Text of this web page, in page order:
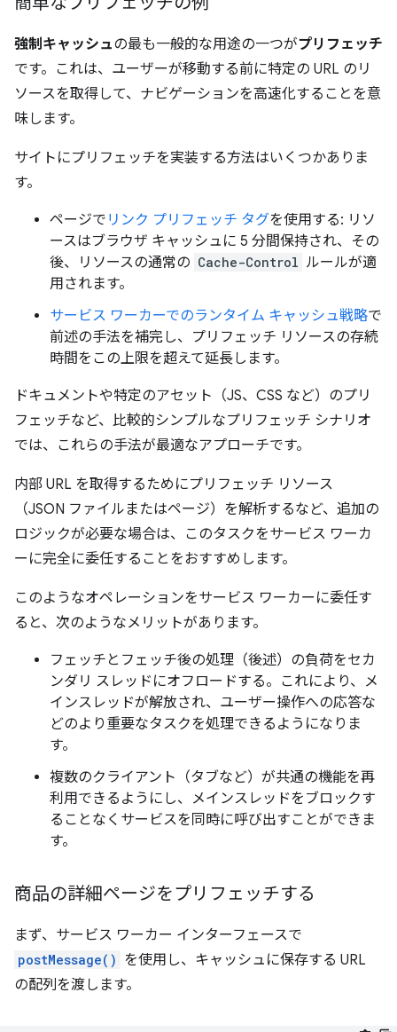
強制キャッシュの最も一般的な用途の一つがプリフェッチ
です。これは、ユーザーが移動する前に特定の URL のリ
ソースを取得して、ナビゲーションを高速化することを意
味します。
サイトにプリフェッチを実装する方法はいくつかありま
す。
ページで リンク プリフェッチ タグを使用する: リソ
ースはブラウザ キャッシュに 5 分間保持され、その
後、リソースの通常の Cache-Control ルールが適
用されます。
サービス ワーカーでのランタイム キャッシュ戦略で
前述の手法を補完し、プリフェッチ リソースの存続
時間をこの上限を超えて延長します。
ドキュメントや特定のアセット（JS、CSS など）のプリ
フェッチなど、比較的シンプルなプリフェッチ シナリオ
では、これらの手法が最適なアプローチです。
内部 URL を取得するためにプリフェッチ リソース
（JSON ファイルまたはページ）を解析するなど、追加の
ロジックが必要な場合は、このタスクをサービス ワーカ
ーに完全に委任することをおすすめします。
このようなオペレーションをサービス ワーカーに委任す
ると、次のようなメリットがあります。
フェッチとフェッチ後の処理（後述）の負荷をセカ
ンダリ スレッドにオフロードする。これにより、メ
インスレッドが解放され、ユーザー操作への応答な
どのより重要なタスクを処理できるようになりま
す。
複数のクライアント（タブなど）が共通の機能を再
利用できるようにし、メインスレッドをブロックす
ることなくサービスを同時に呼び出すことができま
す。
商品の詳細ページをプリフェッチする
まず、サービス ワーカー インターフェースで
postMessage() を使用し、キャッシュに保存する URL
の配列を渡します。